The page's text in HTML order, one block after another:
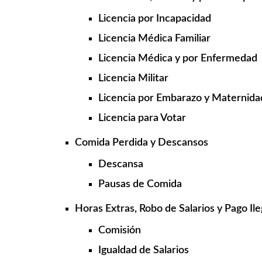
Licencia por Incapacidad
Licencia Médica Familiar
Licencia Médica y por Enfermedad
Licencia Militar
Licencia por Embarazo y
Licencia para Votar
Comida Perdida y Descansos
Descansa
Pausas de Comida
Horas Extras, Robo de Salarios y Pago
Comisión
Igualdad de Salarios